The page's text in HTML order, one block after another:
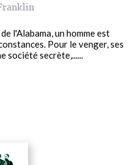
l'Alabama, un homme est
Pour le venger, ses
société secrète,......